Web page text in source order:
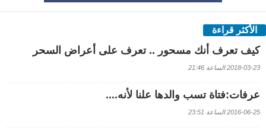
الأكثر قراءة
كيف تعرف أنك مسحور .. تعرف على أعراض السحر
2018-03-23 الساعة 21:46
عرفات:فتاة تسب والدها علنا لأنه....
2016-06-25 الساعة 23:51